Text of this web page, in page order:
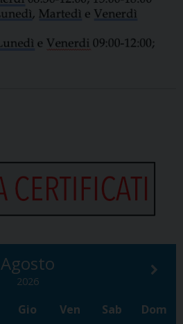
Agosto
2026
Gio Ven Sab
Dom